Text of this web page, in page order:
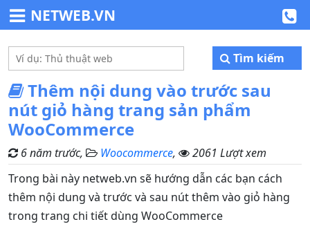
NETWEB.VN
Tìm kiếm
Thêm nội dung vào trước sau
nút giỏ hàng trang sản phẩm
WooCommerce
6 năm trước, Woocommerce,
2061 Lượt xem
Trong bài này netweb.vn sẽ hướng dẫn các bạn cách
thêm nội dung và trước và sau nút thêm vào giỏ hàng
trong trang chi tiết dùng WooCommerce